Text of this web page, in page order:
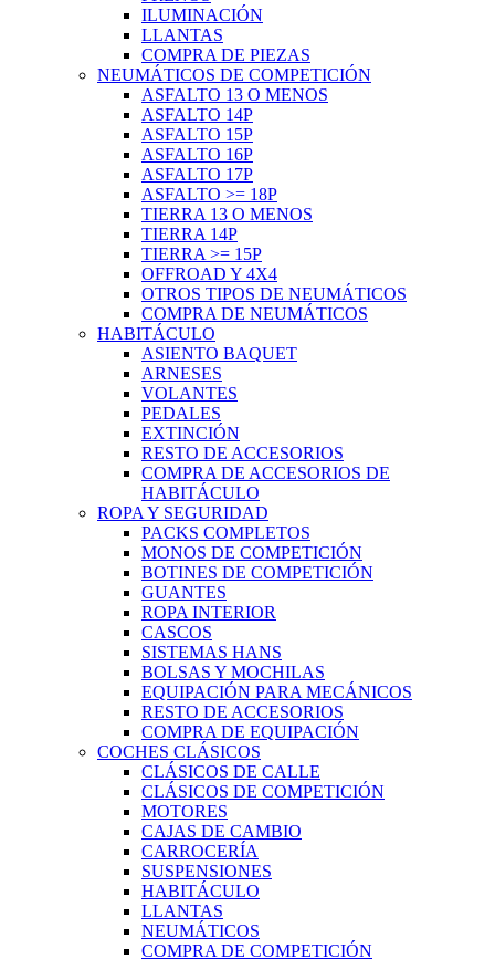
ILUMINACIÓN
LLANTAS
COMPRA DE PIEZAS
NEUMÁTICOS DE COMPETICIÓN
ASFALTO 13 O MENOS
ASFALTO 14P
ASFALTO 15P
ASFALTO 16P
ASFALTO 17P
ASFALTO >= 18P
TIERRA 13 O MENOS
TIERRA 14P
TIERRA >= 15P
OFFROAD Y 4X4
OTROS TIPOS DE NEUMÁTICOS
COMPRA DE NEUMÁTICOS
HABITÁCULO
ASIENTO BAQUET
ARNESES
VOLANTES
PEDALES
EXTINCIÓN
RESTO DE ACCESORIOS
COMPRA DE ACCESORIOS DE
HABITÁCULO
ROPA Y SEGURIDAD
PACKS COMPLETOS
MONOS DE COMPETICIÓN
BOTINES DE COMPETICIÓN
GUANTES
ROPA INTERIOR
CASCOS
SISTEMAS HANS
BOLSAS Y MOCHILAS
EQUIPACIÓN PARA MECÁNICOS
RESTO DE ACCESORIOS
COMPRA DE EQUIPACIÓN
COCHES CLÁSICOS
CLÁSICOS DE CALLE
CLÁSICOS DE COMPETICIÓN
MOTORES
CAJAS DE CAMBIO
CARROCERÍA
SUSPENSIONES
HABITÁCULO
LLANTAS
NEUMÁTICOS
COMPRA DE COMPETICIÓN